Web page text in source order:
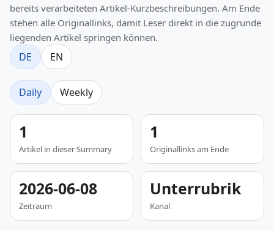
bereits verarbeiteten Artikel-Kurzbeschreibungen. Am Ende
stehen alle Originallinks, damit Leser direkt in die zugrunde
liegenden Artikel springen können.
DE EN
Daily Weekly
1
Artikel in dieser Summary
1
Originallinks am Ende
2026-06-08
Zeitraum
Unterrubrik
Kanal